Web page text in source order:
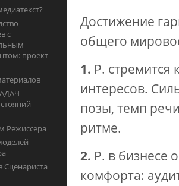
с
проект
Режиссера
Сценариста
Достижение
общего
1. Р.
интересов.
позы, темп
ритме.
2. Р. в бизнесе
комфорта: